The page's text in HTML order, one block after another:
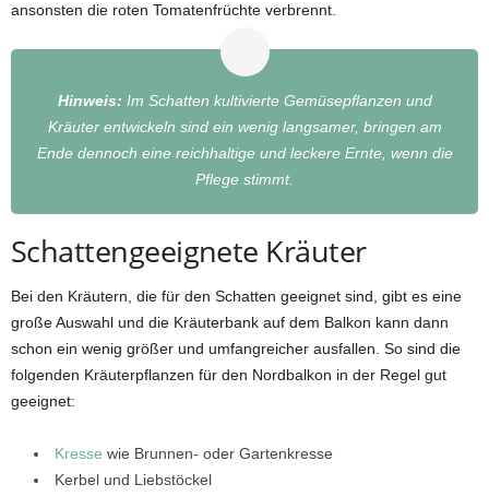
ansonsten die roten Tomatenfrüchte verbrennt.
Hinweis: Im Schatten kultivierte Gemüsepflanzen und
Kräuter entwickeln sind ein wenig langsamer, bringen am
Ende dennoch eine reichhaltige und leckere Ernte, wenn die
Pflege stimmt.
Schattengeeignete Kräuter
Bei den Kräutern, die für den Schatten geeignet sind, gibt es eine
große Auswahl und die Kräuterbank auf dem Balkon kann dann
schon ein wenig größer und umfangreicher ausfallen. So sind die
folgenden Kräuterpflanzen für den Nordbalkon in der Regel gut
geeignet:
Kresse wie Brunnen- oder Gartenkresse
Kerbel und Liebstöckel